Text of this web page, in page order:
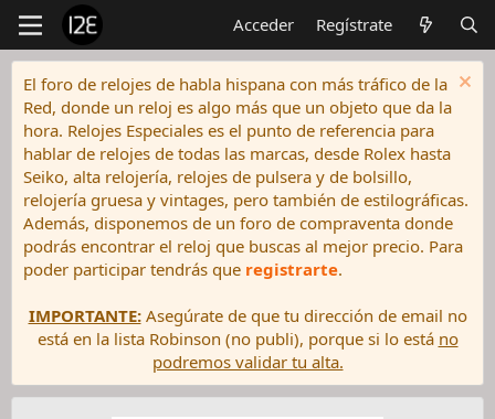
Acceder Regístrate
El foro de relojes de habla hispana con más tráfico de la
Red, donde un reloj es algo más que un objeto que da la
hora. Relojes Especiales es el punto de referencia para
hablar de relojes de todas las marcas, desde Rolex hasta
Seiko, alta relojería, relojes de pulsera y de bolsillo,
relojería gruesa y vintages, pero también de estilográficas.
Además, disponemos de un foro de compraventa donde
podrás encontrar el reloj que buscas al mejor precio. Para
poder participar tendrás que registrarte.
IMPORTANTE:Asegúrate de que tu dirección de email no
está en la lista Robinson (no publi), porque si lo está no
podremos validar tu alta.